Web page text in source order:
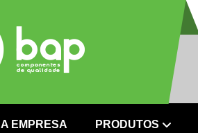
A EMPRESA PRODUTOS